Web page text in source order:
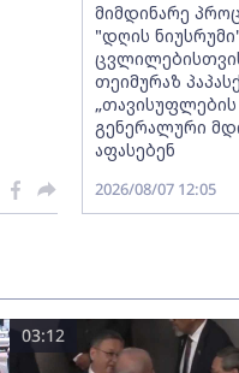
მიმდინარე
"დღის
თეიმურაზ
გენერალური
აფასებენ
2026/08/07 12:05
03:12